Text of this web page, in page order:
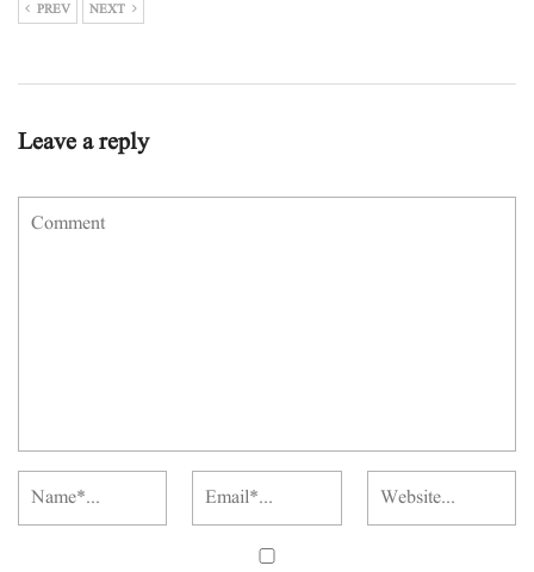
PREV NEXT
Leave a reply